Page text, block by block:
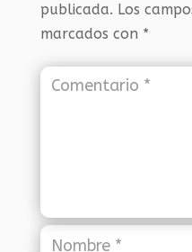
publicada. Los
marcados con *